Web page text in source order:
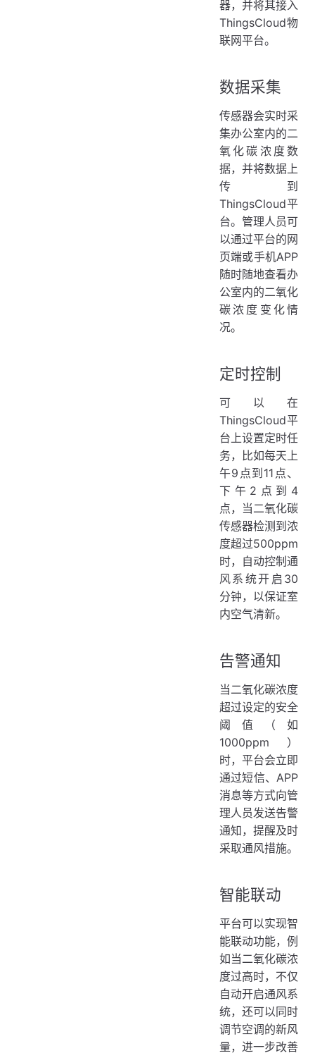
器，并将其接入
ThingsCloud物
联网平台。
数据采集
传感器会实时采
集办公室内的二
氧化碳浓度数
据，并将数据上
传到
ThingsCloud平
台。管理人员可
以通过平台的网
页端或手机APP
随时随地查看办
公室内的二氧化
碳浓度变化情
况。
定时控制
可以在
ThingsCloud平
台上设置定时任
务，比如每天上
午9点到11点、
下午2点到4
点，当二氧化碳
传感器检测到浓
度超过500ppm
时，自动控制通
风系统开启30
分钟，以保证室
内空气清新。
告警通知
当二氧化碳浓度
超过设定的安全
阈值（如
1000ppm）
时，平台会立即
通过短信、APP
消息等方式向管
理人员发送告警
通知，提醒及时
采取通风措施。
智能联动
平台可以实现智
能联动功能，例
如当二氧化碳浓
度过高时，不仅
自动开启通风系
统，还可以同时
调节空调的新风
量，进一步改善